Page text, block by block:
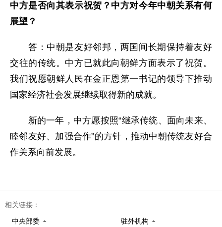
中方是否向其表示祝贺？中方对今年中朝关系有何
展望？
答：中朝是友好邻邦，两国间长期保持着友好
交往的传统。中方已就此向朝鲜方面表示了祝贺。
我们祝愿朝鲜人民在金正恩第一书记的领导下推动
国家经济社会发展继续取得新的成就。
新的一年，中方愿按照“继承传统、面向未来、
睦邻友好、加强合作”的方针，推动中朝传统友好合
作关系向前发展。
相关链接：
中央部委 驻外机构